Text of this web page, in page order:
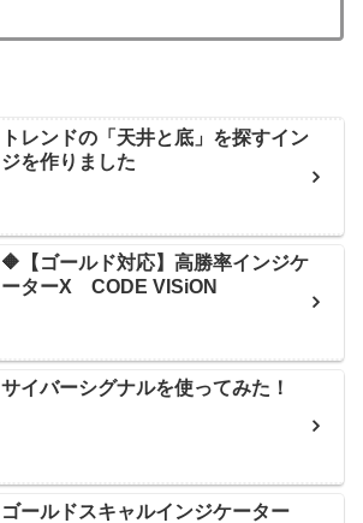
トレンドの「天井と底」を探すイン
ジを作りました
🔶【ゴールド対応】高勝率インジケ
ーターX CODE VISiON
サイバーシグナルを使ってみた！
ゴールドスキャルインジケーター